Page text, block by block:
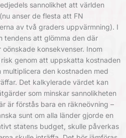
sannolikhet att världen
anser de flesta att FN
av två graders uppvärmning). I
tendens att glömma den där
konsekvenser. Inom
genom att uppskatta kostnaden
den kostnaden med
Det kalkylerade värdet kan
som minskar sannolikheten
är förstås bara en räkneövning –
sunt om alla länder gjorde en
statens budget, skulle påverkas